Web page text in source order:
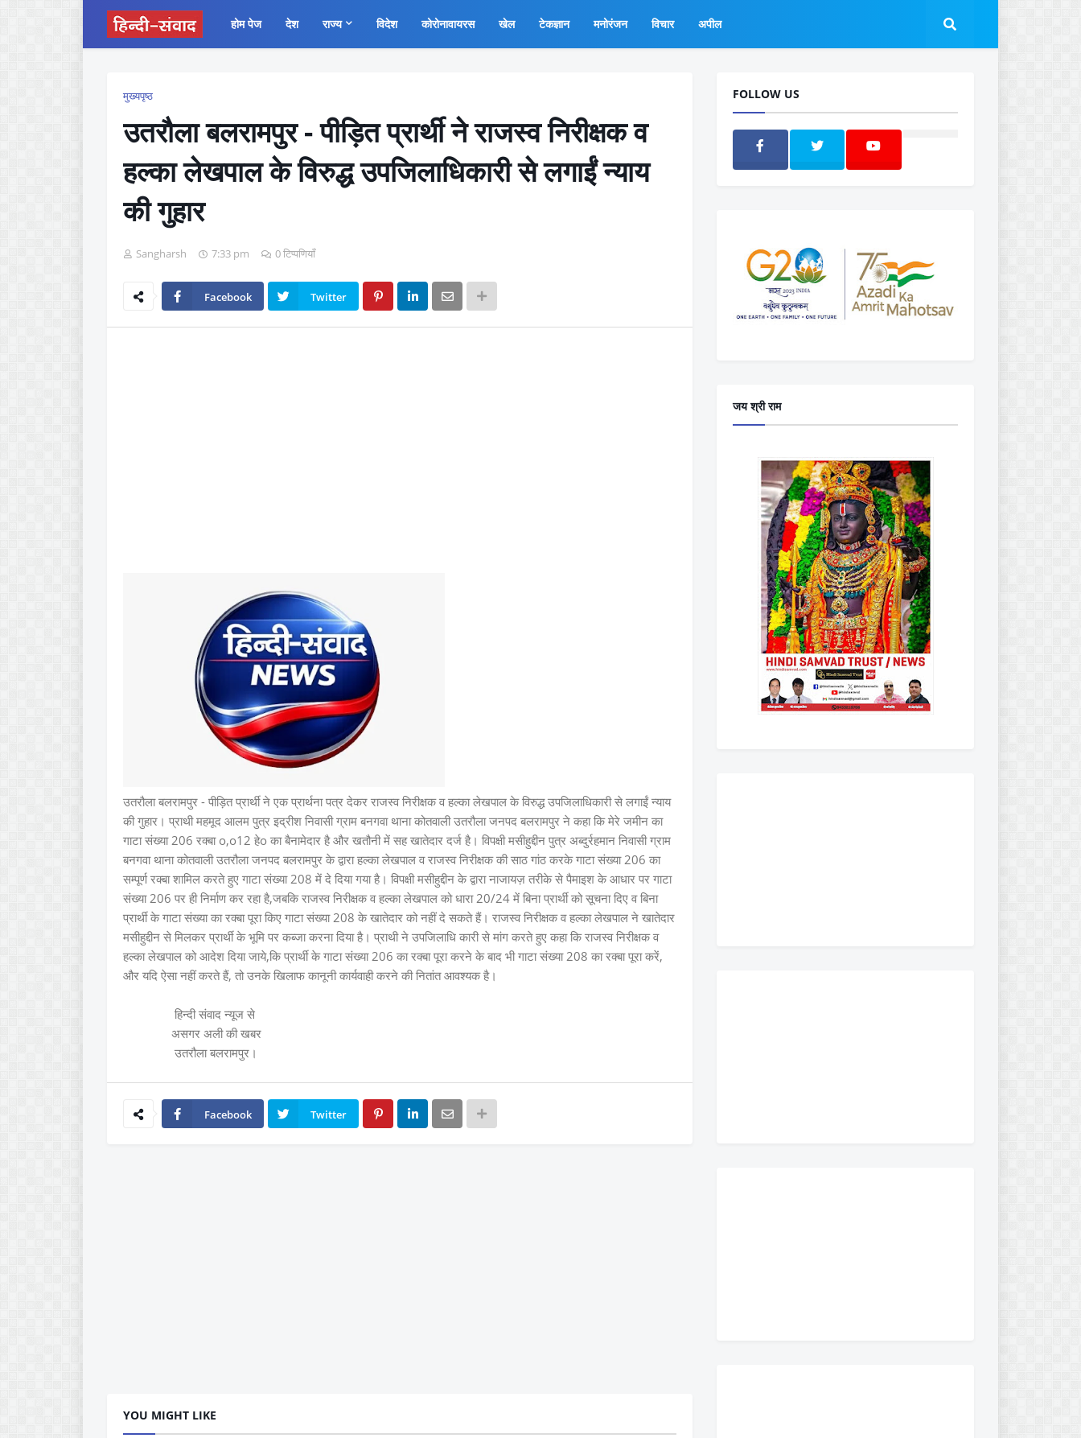
होम पेज देश राज्य विदेश कोरोनावायरस खेल टेकज्ञान मनोरंजन विचार अपील
मुख्यपृष्ठ
उतरौला बलरामपुर - पीड़ित प्रार्थी ने राजस्व निरीक्षक व
हल्का लेखपाल के विरुद्ध उपजिलाधिकारी से लगाईं न्याय
की गुहार
Sangharsh 7:33 pm 0 टिप्पणियाँ
Facebook Twitter
उतरौला बलरामपुर - पीड़ित प्रार्थी ने एक प्रार्थना पत्र देकर राजस्व निरीक्षक व हल्का लेखपाल के विरुद्ध उपजिलाधिकारी से लगाईं न्याय
की गुहार। प्राथी महमूद आलम पुत्र इद्रीश निवासी ग्राम बनगवा थाना कोतवाली उतरौला जनपद बलरामपुर ने कहा कि मेरे जमीन का
गाटा संख्या 206 रक्बा o,o12 हेo का बैनामेदार है और खतौनी में सह खातेदार दर्ज है। विपक्षी मसीहुद्दीन पुत्र अब्दुर्रहमान निवासी ग्राम
बनगवा थाना कोतवाली उतरौला जनपद बलरामपुर के द्वारा हल्का लेखपाल व राजस्व निरीक्षक की साठ गांठ करके गाटा संख्या 206 का
सम्पूर्ण रक्बा शामिल करते हुए गाटा संख्या 208 में दे दिया गया है। विपक्षी मसीहुद्दीन के द्वारा नाजायज़ तरीके से पैमाइश के आधार पर गाटा
संख्या 206 पर ही निर्माण कर रहा है,जबकि राजस्व निरीक्षक व हल्का लेखपाल को धारा 20/24 में बिना प्रार्थी को सूचना दिए व बिना
प्रार्थी के गाटा संख्या का रक्बा पूरा किए गाटा संख्या 208 के खातेदार को नहीं दे सकते हैं। राजस्व निरीक्षक व हल्का लेखपाल ने खातेदार
मसीहुद्दीन से मिलकर प्रार्थी के भूमि पर कब्जा करना दिया है। प्राथी ने उपजिलाधि कारी से मांग करते हुए कहा कि राजस्व निरीक्षक व
हल्का लेखपाल को आदेश दिया जाये,कि प्रार्थी के गाटा संख्या 206 का रक्बा पूरा करने के बाद भी गाटा संख्या 208 का रक्बा पूरा करें,
और यदि ऐसा नहीं करते हैं, तो उनके खिलाफ कानूनी कार्यवाही करने की नितांत आवश्यक है।
हिन्दी संवाद न्यूज से
असगर अली की खबर
उतरौला बलरामपुर।
Facebook Twitter
YOU MIGHT LIKE
FOLLOW US
जय श्री राम